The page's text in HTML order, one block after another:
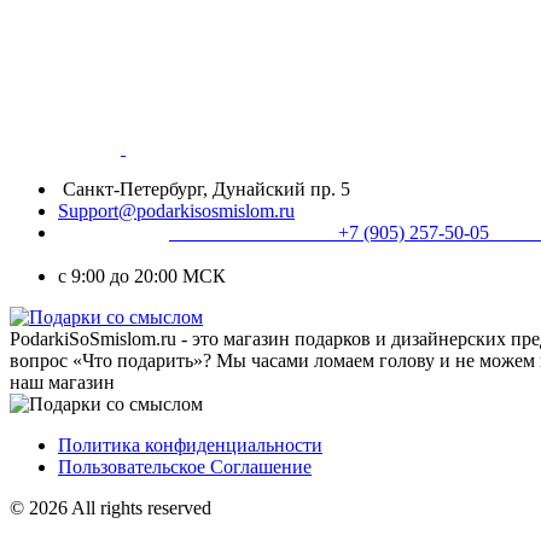
Санкт-Петербург, Дунайский пр. 5
Support@podarkisosmislom.ru
+7 (905) 257-
с 9:00 до 20:00 МСК
PodarkiSoSmislom.ru - это магазин подарков и дизайнерских
вопрос «Что подарить»? Мы часами ломаем голову и не
наш магазин
Политика конфиденциальности
Пользовательское Соглашение
© 2026 All rights reserved